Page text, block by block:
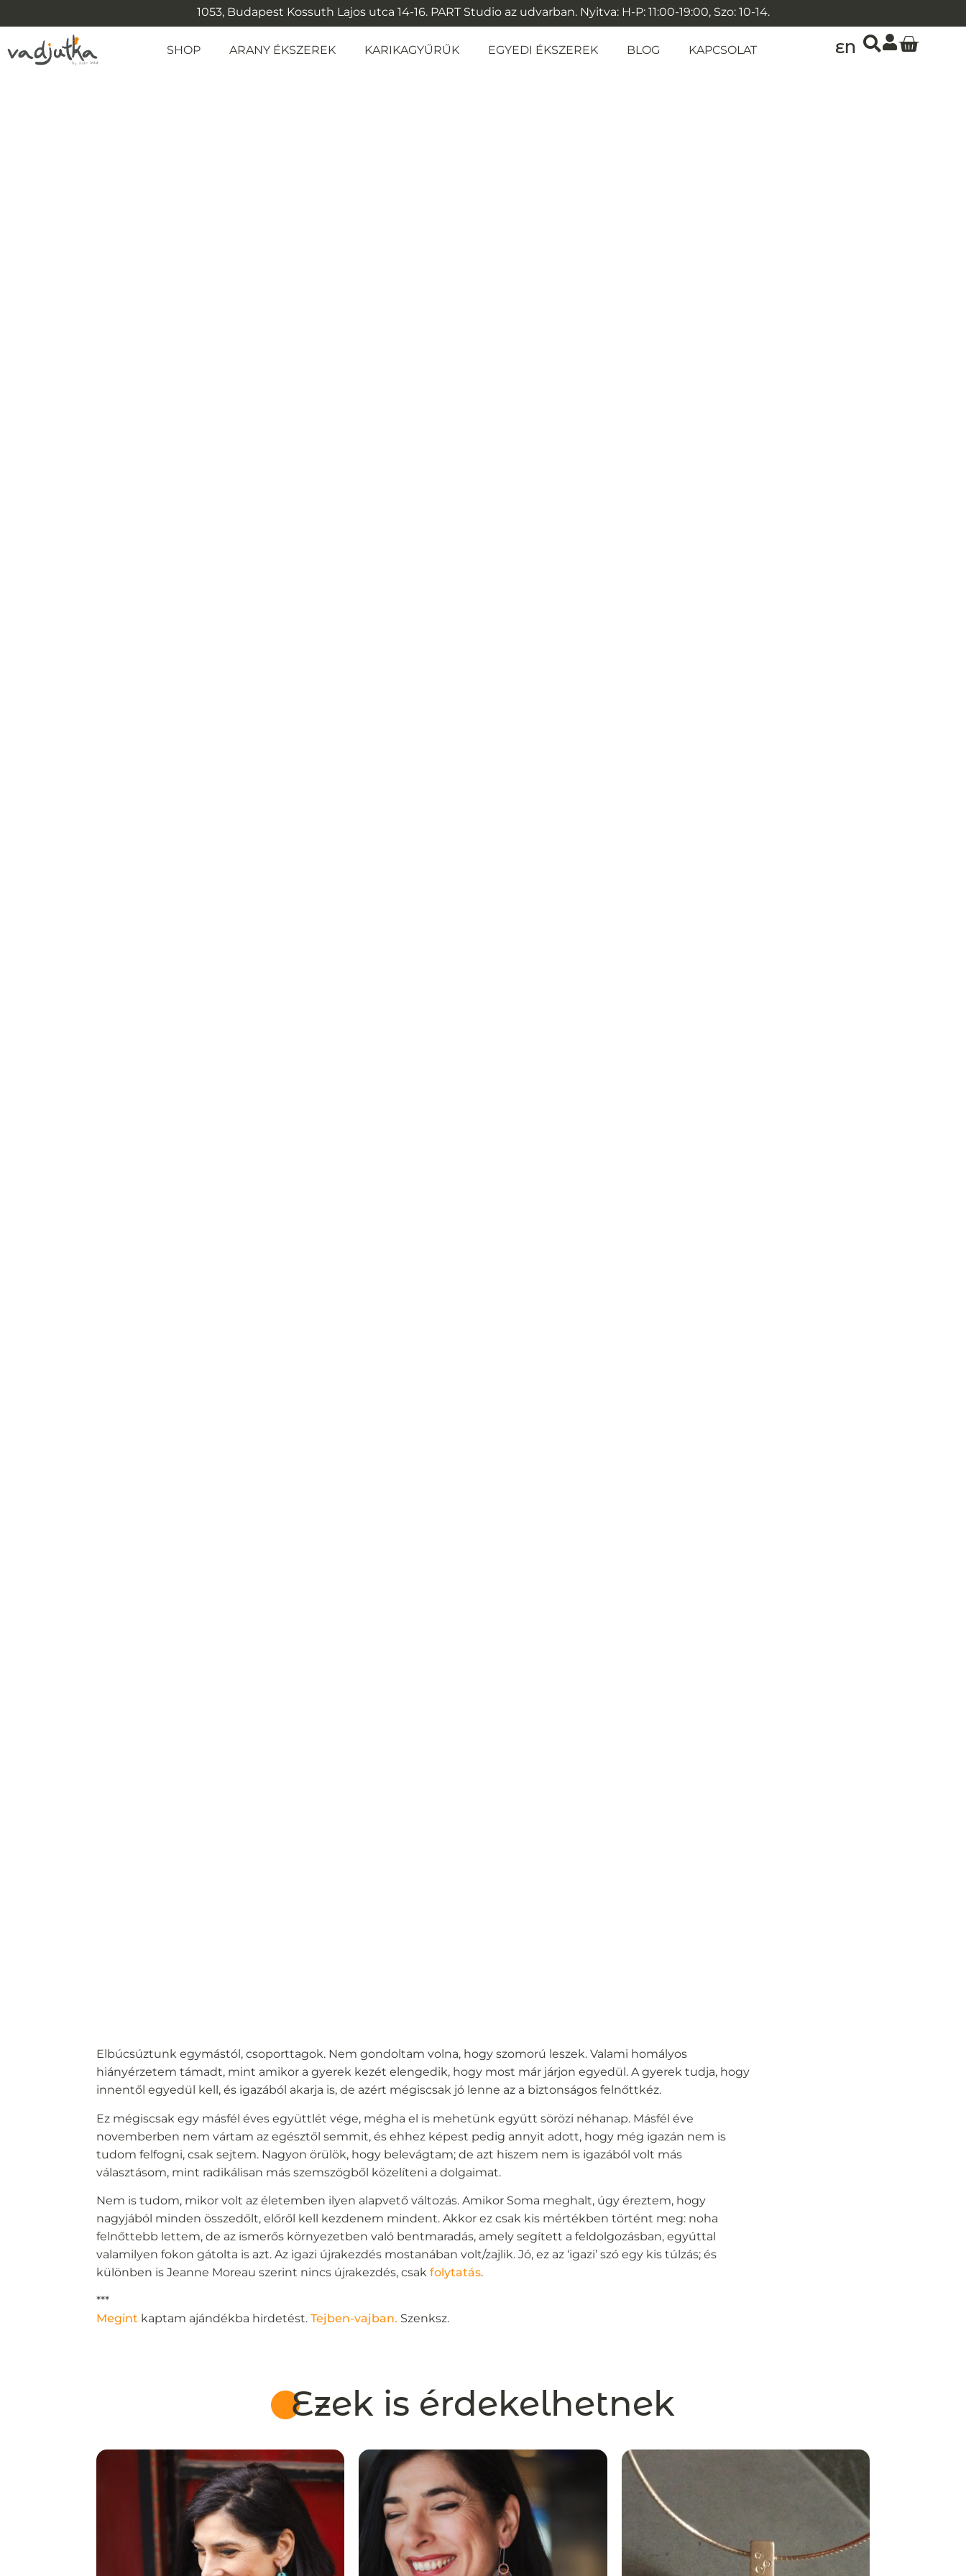
1053, Budapest Kossuth Lajos utca 14-16. PART Studio az udvarban. Nyitva: H-P: 11:00-19:00, Szo: 10-14.
SHOP ARANY ÉKSZEREK KARIKAGYŰRŰK EGYEDI ÉKSZEREK BLOG KAPCSOLAT EN
Elbúcsúztunk egymástól, csoporttagok. Nem gondoltam volna, hogy szomorú leszek. Valami homályos
hiányérzetem támadt, mint amikor a gyerek kezét elengedik, hogy most már járjon egyedül. A gyerek tudja, hogy
innentől egyedül kell, és igazából akarja is, de azért mégiscsak jó lenne az a biztonságos felnőttkéz.
Ez mégiscsak egy másfél éves együttlét vége, mégha el is mehetünk együtt sörözi néhanap. Másfél éve
novemberben nem vártam az egésztől semmit, és ehhez képest pedig annyit adott, hogy még igazán nem is
tudom felfogni, csak sejtem. Nagyon örülök, hogy belevágtam; de azt hiszem nem is igazából volt más
választásom, mint radikálisan más szemszögből közelíteni a dolgaimat.
Nem is tudom, mikor volt az életemben ilyen alapvető változás. Amikor Soma meghalt, úgy éreztem, hogy
nagyjából minden összedőlt, előről kell kezdenem mindent. Akkor ez csak kis mértékben történt meg: noha
felnőttebb lettem, de az ismerős környezetben való bentmaradás, amely segített a feldolgozásban, egyúttal
valamilyen fokon gátolta is azt. Az igazi újrakezdés mostanában volt/zajlik. Jó, ez az ‘igazi’ szó egy kis túlzás; és
különben is Jeanne Moreau szerint nincs újrakezdés, csakfolytatás.
***
Megint kaptam ajándékba hirdetést.Tejben-vajban. Szenksz.
Ezek is érdekelhetnek